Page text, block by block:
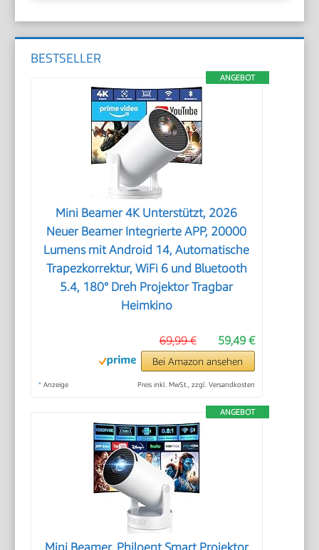
BESTSELLER
ANGEBOT
Mini Beamer 4K Unterstützt, 2026
Neuer Beamer Integrierte APP, 20000
Lumens mit Android 14, Automatische
Trapezkorrektur, WiFi 6 und Bluetooth
5.4, 180° Dreh Projektor Tragbar
Heimkino
59,49 €
69,99 €
Bei Amazon ansehen
* Anzeige Preis inkl. MwSt., zzgl. Versandkosten
ANGEBOT
Mini Beamer, Philoent Smart Projektor